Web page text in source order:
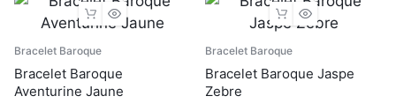
Bracelet Baroque
Bracelet Baroque
Aventurine Jaune
Bracelet Baroque
Bracelet Baroque Jaspe
Zebre